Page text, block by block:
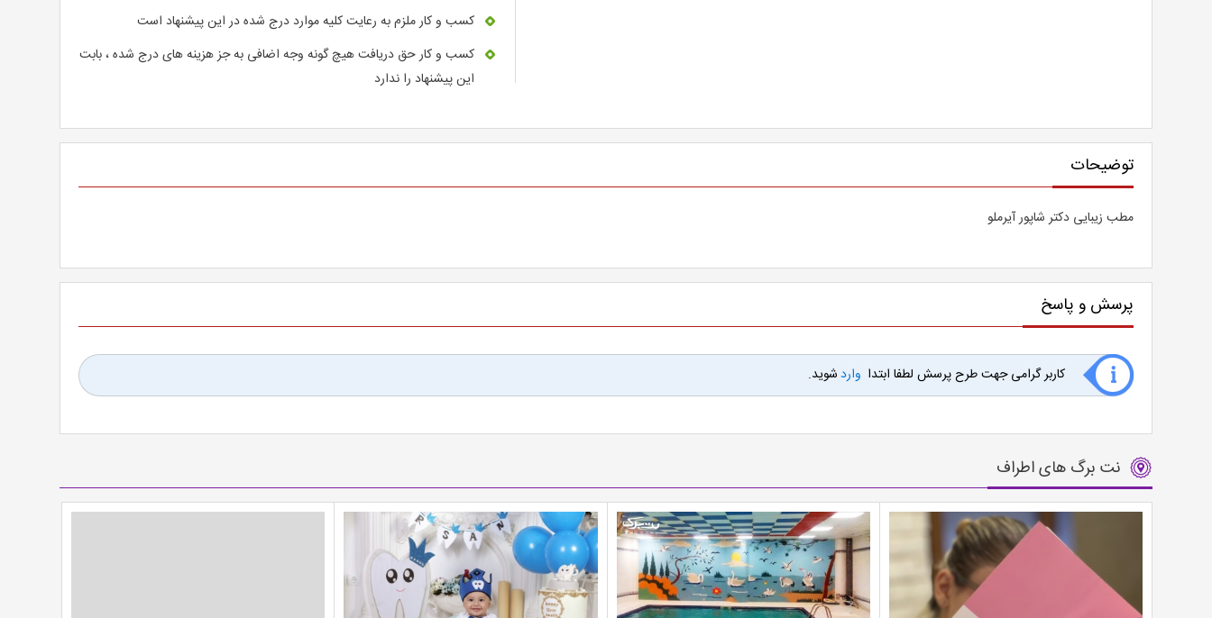
کسب و کار ملزم به رعایت کلیه موارد درج شده در این پیشنهاد است
کسب و کار حق دریافت هیچ گونه وجه اضافی به جز هزینه های درج شده ، بابت
این پیشنهاد را ندارد
توضیحات
مطب زیبایی دکتر شاپور آیرملو
پرسش و پاسخ
کاربر گرامی جهت طرح پرسش لطفا ابتدا واردشوید.
نت برگ های اطراف